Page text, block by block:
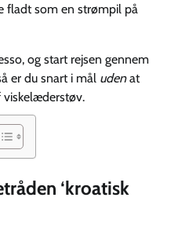
fladt som en strømpil på
og start rejsen gennem
er du snart i mål udenat
viskelæderstøv.
‘kroatisk